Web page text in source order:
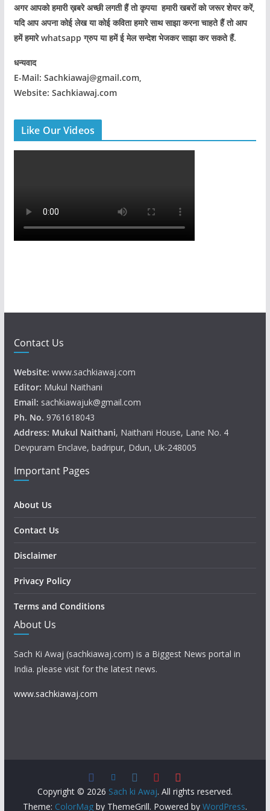
अगर आपको हमारी ख़बरे अच्छी लगती हैं तो कृपया हमारी खबरों को जरूर शेयर करें,
यदि आप अपना कोई लेख या कोई कविता हमारे साथ साझा करना चाहते हैं तो आप
हमें हमारे whatsapp ग्रुप या हमें ई मेल सन्देश भेजकर साझा कर सकते हैं.
धन्यवाद
E-Mail: Sachkiawaj@gmail.com,
Website: Sachkiawaj.com
Like Our Videos
Contact Us
Website: www.sachkiawaj.com
Editor: Mukul Naithani
Email: sachkiawajuk@gmail.com
Ph. No. 9761618043
Address: Mukul Naithani, Naithani House, Lane No. 4
Devpuram Enclave, badripur, Ddun, Uk-248005
Important Pages
About Us
Contact Us
Disclaimer
Privacy Policy
Terms and Conditions
About Us
Sach Ki Awaj (sachkiawaj.com) is a Biggest News portal in
India. please visit for the latest news.
www.sachkiawaj.com
Copyright © 2026 Sach ki Awaj. All rights reserved.
Theme: ColorMagby ThemeGrill. Powered by WordPress.